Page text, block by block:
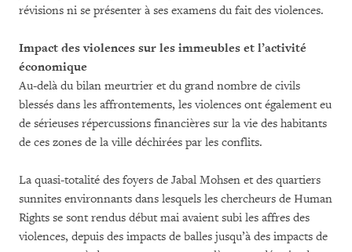
révisions ni se présenter à ses examens du fait des violences.
Impact des violences sur les immeubles et l’activité
économique
Au-delà du bilan meurtrier et du grand nombre de civils
blessés dans les affrontements, les violences ont également eu
de sérieuses répercussions financières sur la vie des habitants
de ces zones de la ville déchirées par les conflits.
La quasi-totalité des foyers de Jabal Mohsen et des quartiers
sunnites environnants dans lesquels les chercheurs de Human
Rights se sont rendus début mai avaient subi les affres des
violences, depuis des impacts de balles jusqu’à des impacts de